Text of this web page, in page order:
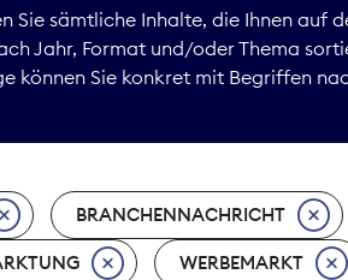
Service
Sie sämtliche Inhalte, die Ihnen auf
Jahr, Format und/oder Thema
können Sie konkret mit Begriffen
BRANCHENNACHRICHT
WERBEMARKT